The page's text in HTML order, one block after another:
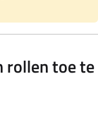
rollen toe te